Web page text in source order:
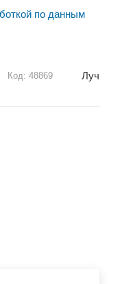
Код: 48869 Луч